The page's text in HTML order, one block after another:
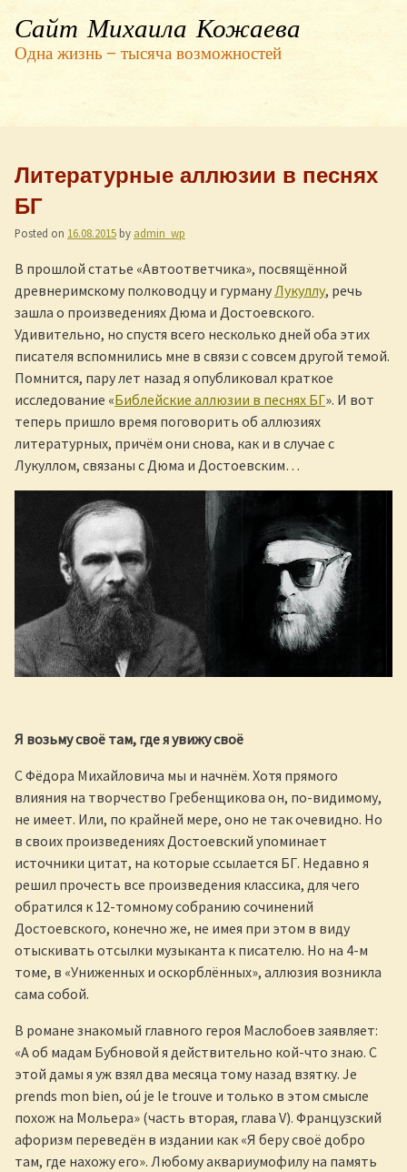
Сайт Михаила Кожаева
Одна жизнь — тысяча возможностей
Литературные аллюзии в песнях
БГ
Posted on 16.08.2015 by admin_wp
В прошлой статье «Автоответчика», посвящённой
древнеримскому полководцу и гурмануЛукуллу, речь
зашла о произведениях Дюма и Достоевского.
Удивительно, но спустя всего несколько дней оба этих
писателя вспомнились мне в связи с совсем другой темой.
Помнится, пару лет назад я опубликовал краткое
исследование «Библейские аллюзии в песнях БГ». И вот
теперь пришло время поговорить об аллюзиях
литературных, причём они снова, как и в случае с
Лукуллом, связаны с Дюма и Достоевским…
Я возьму своё там, где я увижу своё
С Фёдора Михайловича мы и начнём. Хотя прямого
влияния на творчество Гребенщикова он, по-видимому,
не имеет. Или, по крайней мере, оно не так очевидно. Но
в своих произведениях Достоевский упоминает
источники цитат, на которые ссылается БГ. Недавно я
решил прочесть все произведения классика, для чего
обратился к 12-томному собранию сочинений
Достоевского, конечно же, не имея при этом в виду
отыскивать отсылки музыканта к писателю. Но на 4-м
томе, в «Униженных и оскорблённых», аллюзия возникла
сама собой.
В романе знакомый главного героя Маслобоев заявляет:
«А об мадам Бубновой я действительно кой-что знаю. С
этой дамы я уж взял два месяца тому назад взятку. Je
prends mon bien, oú je le trouve и только в этом смысле
похож на Мольера» (часть вторая, глава V). Французский
афоризм переведён в издании как «Я беру своё добро
там, где нахожу его». Любому аквариумофилу на память